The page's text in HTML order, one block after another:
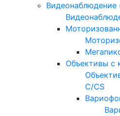
Видеонаблюдение
Объективы с
C/CS